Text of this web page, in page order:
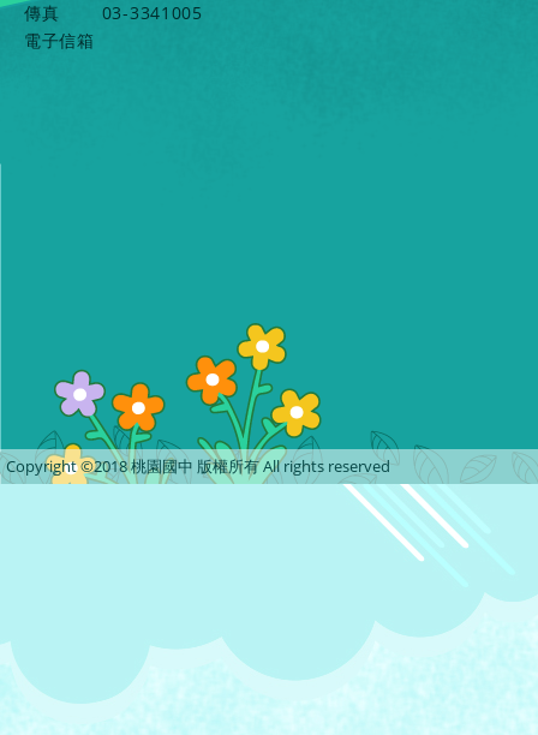
傳真
03-3341005
電子信箱
Copyright ©2018 桃園國中 版權所有 All rights reserved